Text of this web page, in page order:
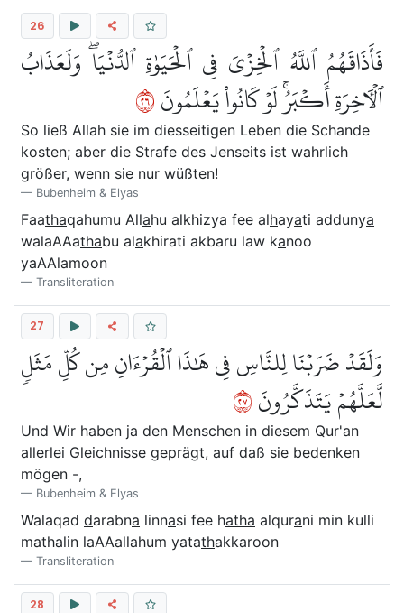
26
فَأَذَاقَهُمُ ٱللَّهُ ٱلۡخِزۡيَ فِي ٱلۡحَيَوٰةِ ٱلدُّنۡيَاۖ وَلَعَذَابُ
ٱلۡأٓخِرَةِ أَكۡبَرُۚ لَوۡ كَانُواْ يَعۡلَمُونَ٦٢
So ließ Allah sie im diesseitigen Leben die Schande
kosten; aber die Strafe des Jenseits ist wahrlich
größer, wenn sie nur wüßten!
Bubenheim & Elyas
Faathaqahumu Allahu alkhizya fee alhayati addunya
walaAAathabu alakhirati akbaru law kanoo
yaAAlamoon
Transliteration
27
وَلَقَدۡ ضَرَبۡنَا لِلنَّاسِ فِي هَٰذَا ٱلۡقُرۡءَانِ مِن كُلِّ مَثَلٖ
لَّعَلَّهُمۡ يَتَذَكَّرُونَ٧٢
Und Wir haben ja den Menschen in diesem Qur'an
allerlei Gleichnisse geprägt, auf daß sie bedenken
mögen -,
Bubenheim & Elyas
Walaqad darabna linnasi fee hatha alqurani min kulli
mathalin laAAallahum yatathakkaroon
Transliteration
28